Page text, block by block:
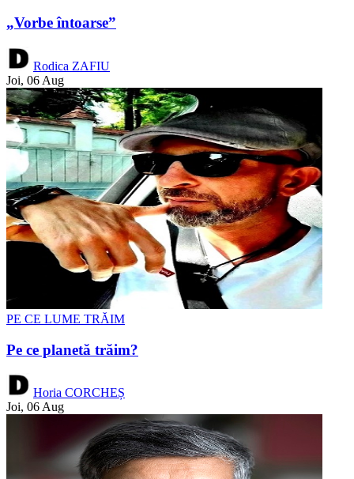
„Vorbe întoarse”
Rodica ZAFIU
Joi, 06 Aug
PE CE LUME TRĂIM
Pe ce planetă trăim?
Horia CORCHEȘ
Joi, 06 Aug